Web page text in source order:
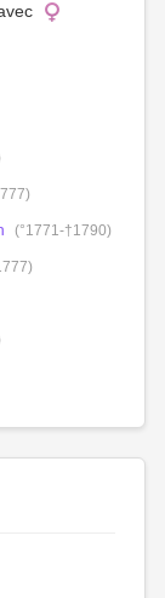
(°1771-†1790)